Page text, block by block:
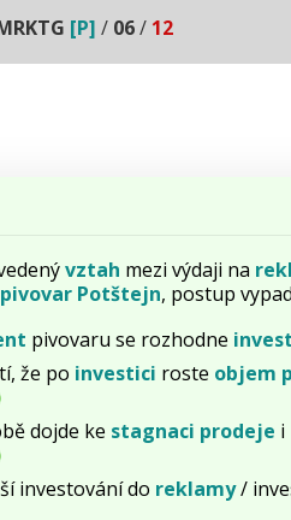
[P] / 06/ 12
vztah mezi výdaji na
pivovar Potštejn, postup
pivovaru se rozhodne
že po investici roste objem
dojde ke stagnaci prodeje i
investování do reklamy/